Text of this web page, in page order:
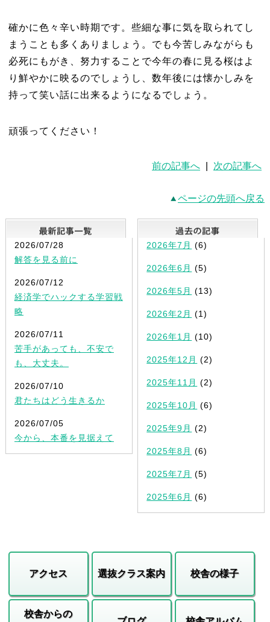
確かに色々辛い時期です。些細な事に気を取られてし
まうことも多くありましょう。でも今苦しみながらも
必死にもがき、努力することで今年の春に見る桜はよ
り鮮やかに映るのでしょうし、数年後には懐かしみを
持って笑い話に出来るようになるでしょう。
頑張ってください！
前の記事へ 次の記事へ
ページの先頭へ戻る
最新記事一覧
2026/07/28
解答を見る前に
2026/07/12
経済学でハックする学習戦
略
2026/07/11
苦手があっても、不安で
も、大丈夫。
2026/07/10
君たちはどう生きるか
2026/07/05
今から、本番を見据えて
2026年7月 (6)
2026年6月 (5)
2026年5月 (13)
2026年2月 (1)
2026年1月 (10)
2025年12月 (2)
2025年11月 (2)
2025年10月 (6)
2025年9月 (2)
2025年8月 (6)
2025年7月 (5)
2025年6月 (6)
アクセス 選抜クラス案内 校舎の様子
校舎からの